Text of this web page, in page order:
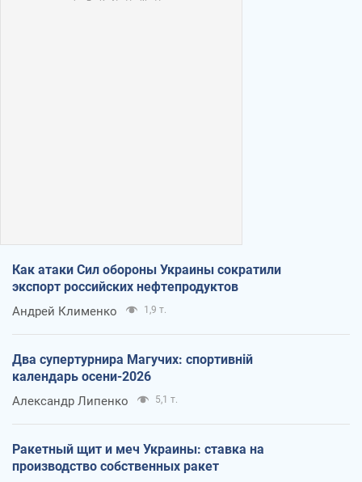
Как атаки Сил обороны Украины сократили
экспорт российских нефтепродуктов
Андрей Клименко 1,9 т.
Два супертурнира Магучих: спортивній
календарь осени-2026
Александр Липенко 5,1 т.
Ракетный щит и меч Украины: ставка на
производство собственных ракет